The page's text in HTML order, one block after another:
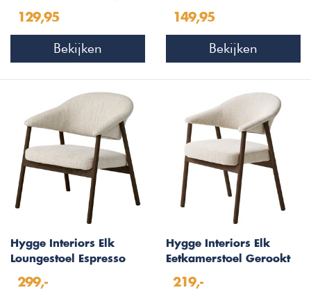
129,95
Bekijken
149,95
Bekijken
Hygge Interiors Elk
Loungestoel Espresso
299,-
Hygge Interiors Elk
Eetkamerstoel Gerookt
219,-